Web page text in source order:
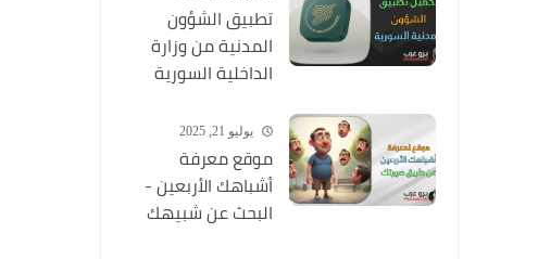
تطبيق الشؤون
المدنية من وزارة
الداخلية السورية
يوليو 21, 2025
موقع معرفة
أشباهك الأربعين -
البحث عن شبيهك